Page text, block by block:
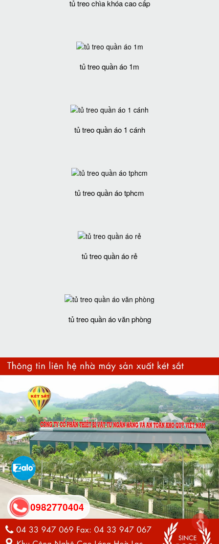
tủ treo chìa khóa cao cấp
tủ treo quần áo 1m
tủ treo quần áo 1 cánh
tủ treo quần áo tphcm
tủ treo quần áo rẻ
tủ treo quần áo văn phòng
0982770404
back